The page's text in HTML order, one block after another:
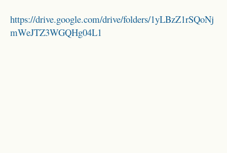
https://drive.google.com/drive/folders/1yLBzZ1rSQoNj
mWeJTZ3WGQHg04L1